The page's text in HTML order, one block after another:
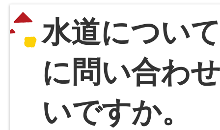
水道につい
に問い合わ
いですか。